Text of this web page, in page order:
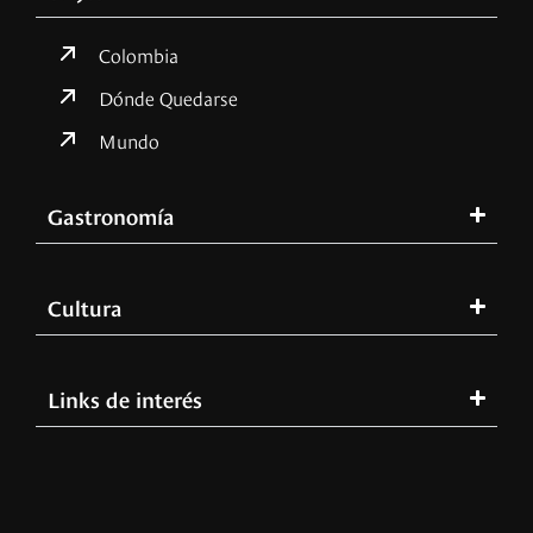
Colombia
Dónde Quedarse
Mundo
Gastronomía
Cultura
Links de interés